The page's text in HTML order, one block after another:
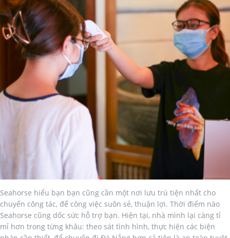
Seahorse hiểu bạn bạn cũng cần một nơi lưu trú tiện nhất cho
chuyến công tác, để công việc suôn sẻ, thuận lợi. Thời điểm nào
Seahorse cũng dốc sức hỗ trợ bạn. Hiện tại, nhà mình lại càng tỉ
mỉ hơn trong từng khâu: theo sát tình hình, thực hiện các biện